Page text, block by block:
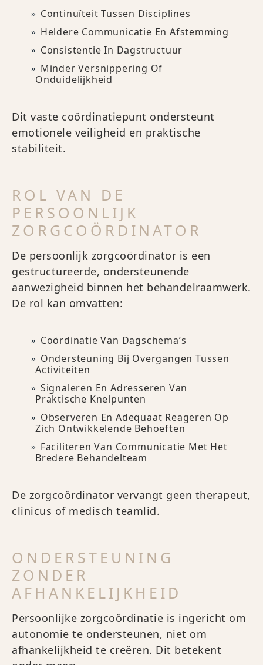
Continuïteit Tussen Disciplines
Heldere Communicatie En Afstemming
Consistentie In Dagstructuur
Minder Versnippering Of
Onduidelijkheid
Dit vaste coördinatiepunt ondersteunt
emotionele veiligheid en praktische
stabiliteit.
ROL VAN DE
PERSOONLIJK
ZORGCOÖRDINATOR
De persoonlijk zorgcoördinator is een
gestructureerde, ondersteunende
aanwezigheid binnen het behandelraamwerk.
De rol kan omvatten:
Coördinatie Van Dagschema’s
Ondersteuning Bij Overgangen Tussen
Activiteiten
Signaleren En Adresseren Van
Praktische Knelpunten
Observeren En Adequaat Reageren Op
Zich Ontwikkelende Behoeften
Faciliteren Van Communicatie Met Het
Bredere Behandelteam
De zorgcoördinator vervangt geen therapeut,
clinicus of medisch teamlid.
ONDERSTEUNING
ZONDER
AFHANKELIJKHEID
Persoonlijke zorgcoördinatie is ingericht om
autonomie te ondersteunen, niet om
afhankelijkheid te creëren. Dit betekent